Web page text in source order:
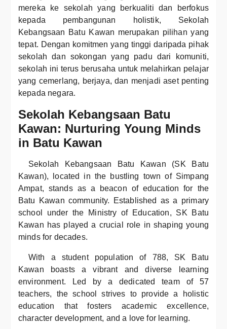
mereka ke sekolah yang berkualiti dan berfokus
kepada pembangunan holistik, Sekolah
Kebangsaan Batu Kawan merupakan pilihan yang
tepat. Dengan komitmen yang tinggi daripada pihak
sekolah dan sokongan yang padu dari komuniti,
sekolah ini terus berusaha untuk melahirkan pelajar
yang cemerlang, berjaya, dan menjadi aset penting
kepada negara.
Sekolah Kebangsaan Batu
Kawan: Nurturing Young Minds
in Batu Kawan
Sekolah Kebangsaan Batu Kawan (SK Batu
Kawan), located in the bustling town of Simpang
Ampat, stands as a beacon of education for the
Batu Kawan community. Established as a primary
school under the Ministry of Education, SK Batu
Kawan has played a crucial role in shaping young
minds for decades.
With a student population of 788, SK Batu
Kawan boasts a vibrant and diverse learning
environment. Led by a dedicated team of 57
teachers, the school strives to provide a holistic
education that fosters academic excellence,
character development, and a love for learning.